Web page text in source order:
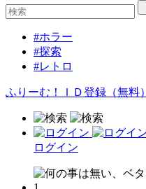
#ホラー
#探索
#レトロ
ふりーむ！ＩＤ登録（無料）
ログイン